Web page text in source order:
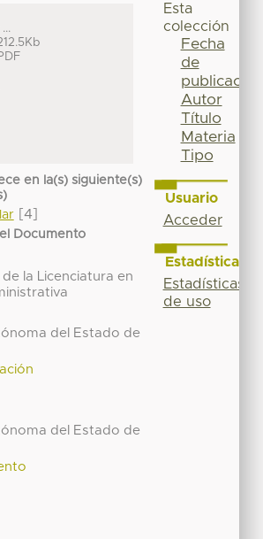
en la(s) siguiente(s)
[4]
Documento
la Licenciatura en
del Estado de
del Estado de
Esta
colección
Fecha
de
publicación
Autor
Título
Materia
Tipo
Usuario
Acceder
Estadísticas
Estadísticas
de uso